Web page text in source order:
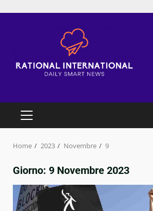
PRIMARY
Home 2023 Novembre 9
Giorno: 9 Novembre 2023